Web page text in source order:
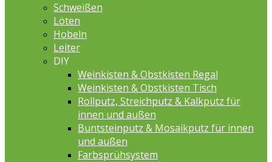
Schweißen
Löten
Hobeln
Leiter
DIY
Weinkisten & Obstkisten Regal
Weinkisten & Obstkisten Tisch
Rollputz, Streichputz & Kalkputz für
innen und außen
Buntsteinputz & Mosaikputz für innen
und außen
Farbsprühsystem